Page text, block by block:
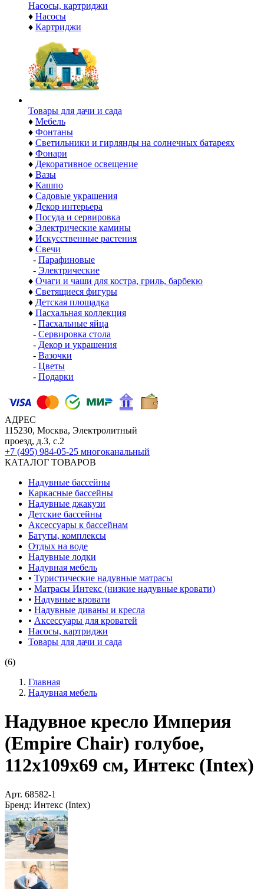
Насосы, картриджи
♦ Насосы
♦ Картриджи
Товары для дачи и сада
♦ Мебель
♦ Фонтаны
♦ Светильники и гирлянды на солнечных батареях
♦ Фонари
♦ Декоративное освещение
♦ Вазы
♦ Кашпо
♦ Садовые украшения
♦ Декор интерьера
♦ Посуда и сервировка
♦ Электрические камины
♦ Искусственные растения
♦ Свечи
- Парафиновые
- Электрические
♦ Очаги и чаши для костра, гриль, барбекю
♦ Светящиеся фигуры
♦ Детская площадка
♦ Пасхальная коллекция
- Пасхальные яйца
- Сервировка стола
- Декор и украшения
- Вазочки
- Цветы
- Подарки
АДРЕС
115230, Москва, Электролитный
проезд, д.3, с.2
+7 (495) 984-05-25 многоканальный
КАТАЛОГ ТОВАРОВ
Надувные бассейны
Каркасные бассейны
Надувные джакузи
Детские бассейны
Аксессуары к бассейнам
Батуты, комплексы
Отдых на воде
Надувные лодки
Надувная мебель
• Туристические надувные матрасы
• Матрасы Интекс (низкие надувные кровати)
• Надувные кровати
• Надувные диваны и кресла
• Аксессуары для кроватей
Насосы, картриджи
Товары для дачи и сада
(6)
Главная
Надувная мебель
Надувное кресло Империя
(Empire Chair) голубое,
112х109х69 см, Интекс (Intex)
Арт. 68582-1
Бренд: Интекс (Intex)